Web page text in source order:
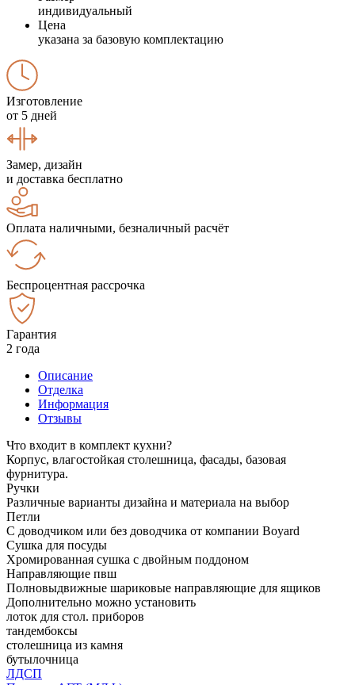
индивидуальный
Цена
указана за базовую комплектацию
Изготовление
от 5 дней
Замер, дизайн
и доставка бесплатно
Оплата наличными, безналичный расчёт
Беспроцентная рассрочка
Гарантия
2 года
Описание
Отделка
Информация
Отзывы
Что входит в комплект кухни?
Корпус, влагостойкая столешница, фасады, базовая
фурнитура.
Ручки
Различные варианты дизайна и материала на выбор
Петли
С доводчиком или без доводчика от компании Boyard
Сушка для посуды
Хромированная сушка с двойным поддоном
Направляющие пвш
Полновыдвижные шариковые направляющие для ящиков
Дополнительно можно установить
лоток для стол. приборов
тандембоксы
столешница из камня
бутылочница
ЛДСП